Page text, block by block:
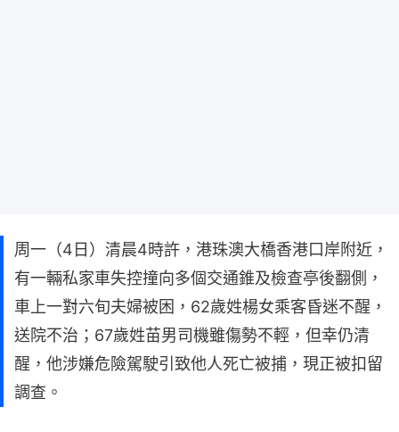
周一（4日）清晨4時許，港珠澳大橋香港口岸附近，
有一輛私家車失控撞向多個交通錐及檢查亭後翻側，
車上一對六旬夫婦被困，62歲姓楊女乘客昏迷不醒，
送院不治；67歲姓苗男司機雖傷勢不輕，但幸仍清
醒，他涉嫌危險駕駛引致他人死亡被捕，現正被扣留
調查。